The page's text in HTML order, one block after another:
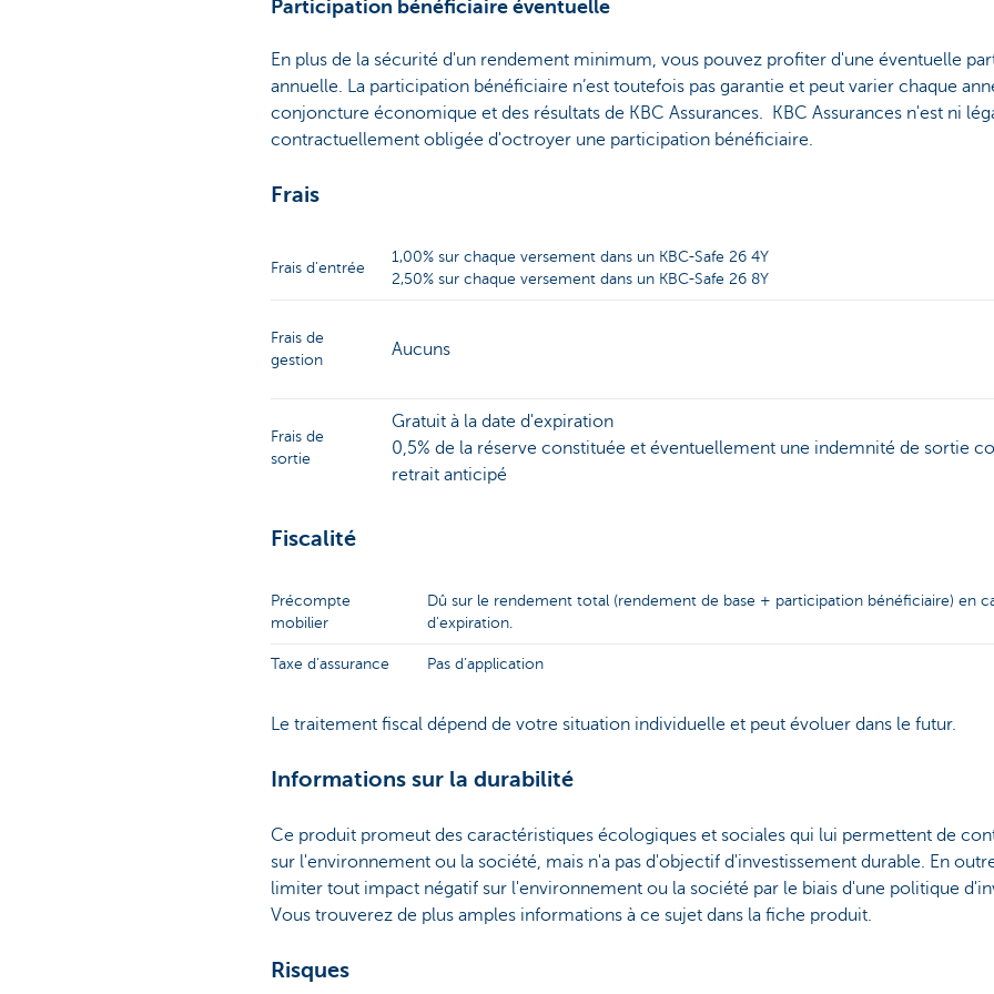
Participation bénéficiaire éventuelle
En plus de la sécurité d'un rendement minimum, vous pouvez profiter d'une éventuelle
annuelle. La participation bénéficiaire n’est toutefois pas garantie et peut varier chaque
conjoncture économique et des résultats de KBC Assurances. KBC Assurances n'est ni
contractuellement obligée d'octroyer une participation bénéficiaire.
Frais
Frais d'entrée
1,00% sur chaque versement dans un KBC-Safe 26 4Y
2,50% sur chaque versement dans un KBC-Safe 26 8Y
Frais de
gestion
Aucuns
Frais de
sortie
Gratuit à la date d'expiration
0,5% de la réserve constituée et éventuellement une indemnité de sortie
retrait anticipé
Fiscalité
Précompte
mobilier
Dû sur le rendement total (rendement de base + participation bénéficiaire) en
d'expiration.
Taxe d’assurance Pas d’application
Le traitement fiscal dépend de votre situation individuelle et peut évoluer dans le futur.
Informations sur la durabilité
Ce produit promeut des caractéristiques écologiques et sociales qui lui permettent de
sur l'environnement ou la société, mais n'a pas d'objectif d'investissement durable. En
limiter tout impact négatif sur l'environnement ou la société par le biais d'une politique
Vous trouverez de plus amples informations à ce sujet dans la fiche produit.
Risques